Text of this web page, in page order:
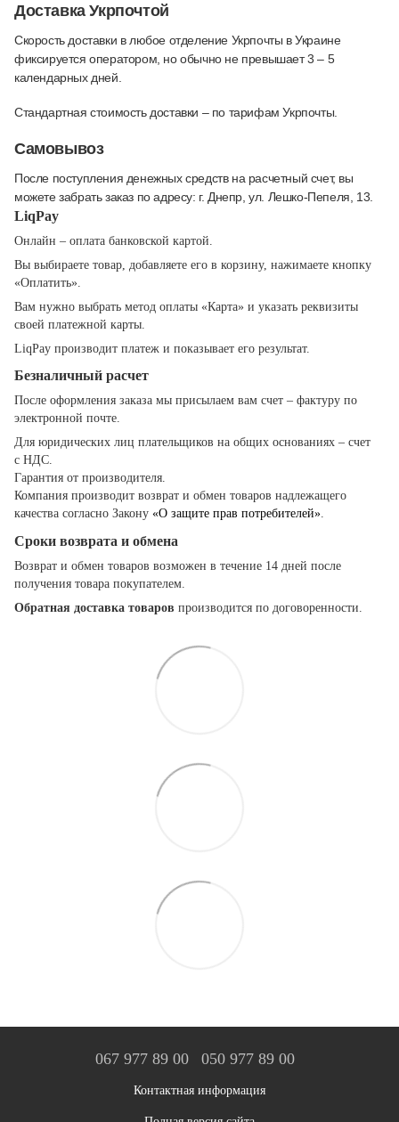
Доставка Укрпочтой
Скорость доставки в любое отделение Укрпочты в Украине
фиксируется оператором, но обычно не превышает 3 – 5
календарных дней.
Стандартная стоимость доставки – по тарифам Укрпочты.
Самовывоз
После поступления денежных средств на расчетный счет, вы
можете забрать заказ по адресу: г. Днепр, ул. Лешко-Пепеля, 13.
LiqPay
Онлайн – оплата банковской картой.
Вы выбираете товар, добавляете его в корзину, нажимаете кнопку
«Оплатить».
Вам нужно выбрать метод оплаты «Карта» и указать реквизиты
своей платежной карты.
LiqPay производит платеж и показывает его результат.
Безналичный расчет
После оформления заказа мы присылаем вам счет – фактуру по
электронной почте.
Для юридических лиц плательщиков на общих основаниях – счет
с НДС.
Гарантия от производителя.
Компания производит возврат и обмен товаров надлежащего
качества согласно Закону «О защите прав потребителей».
Сроки возврата и обмена
Возврат и обмен товаров возможен в течение 14 дней после
получения товара покупателем.
Обратная доставка товаров производится по договоренности.
067 977 89 00 050 977 89 00
Контактная информация